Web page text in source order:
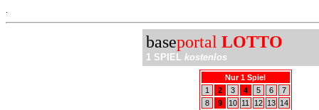
baseportal LOTTO
1 SPIEL kostenlos
Nur 1 Spiel
1
2 3 4 5 6
7
8
9 10 11 12 13
14